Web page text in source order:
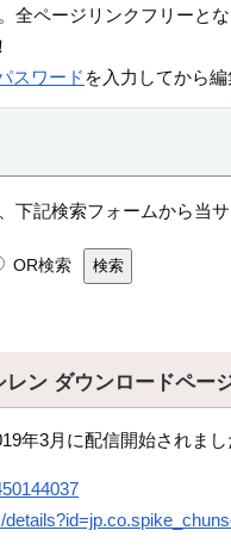
全ページリンクフリーとな
スワード を入力してから編
記検索フォームから当
OR検索
レン ダウンロードペー
年3月に配信開始されまし